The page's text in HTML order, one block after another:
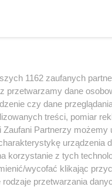
1162 zaufanych
przetwarzamy dane
czy dane
treści, pomiar
Partnerzy możemy
urządzenia
korzystanie z tych
wycofać klikając
rodzaje przetwarzania